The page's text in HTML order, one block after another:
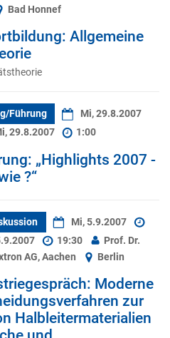
Bad Honnef
Allgemeine
Führung
Mi, 29.8.2007
29.8.2007 1:00
„Highlights 2007 -
?“
Mi, 5.9.2007
19:30
Prof. Dr.
AG, Aachen
Berlin
Moderne
zur
Halbleitermaterialien